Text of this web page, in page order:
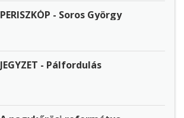
PERISZKÓP - Soros György
JEGYZET - Pálfordulás